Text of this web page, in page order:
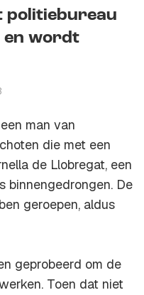
politiebureau
en wordt
man van
die met een
de Llobregat, een
binnengedrongen. De
geroepen, aldus
geprobeerd om de
Toen dat niet